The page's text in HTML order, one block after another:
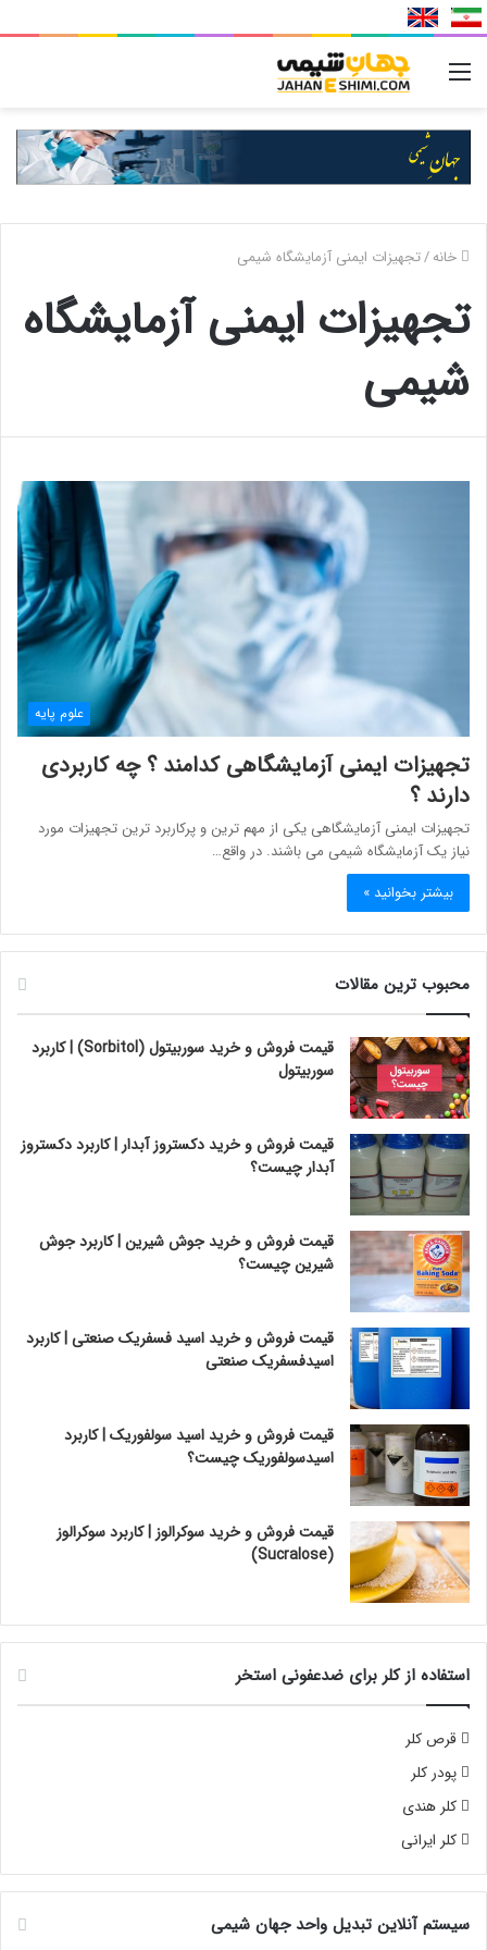
خانه/تجهیزات ایمنی آزمايشگاه شيمی
تجهیزات ایمنی آزمايشگاه
شيمی
علوم پایه
تجهیزات ایمنی آزمایشگاهی کدامند ؟ چه کاربردی
دارند ؟
تجهیزات ایمنی آزمایشگاهی یکی از مهم ترین و پرکاربرد ترین تجهیزات مورد
نیاز یک آزمایشگاه شیمی می باشند. در واقع…
بیشتر بخوانید »
محبوب ترین مقالات
قیمت فروش و خرید سوربیتول (Sorbitol) | کاربرد
سوربیتول
قیمت فروش و خرید دکستروز آبدار | کاربرد دکستروز
آبدار چیست؟
قیمت فروش و خرید جوش شیرین | کاربرد جوش
شیرین چیست؟
قیمت فروش و خرید اسید فسفریک صنعتی | کاربرد
اسیدفسفریک صنعتی
قیمت فروش و خرید اسید سولفوریک | کاربرد
اسیدسولفوریک چیست؟
قیمت فروش و خرید سوکرالوز | کاربرد سوکرالوز
(Sucralose)
استفاده از کلر برای ضدعفونی استخر
قرص کلر
پودر کلر
کلر هندی
کلر ایرانی
سیستم آنلاین تبدیل واحد جهان شیمی